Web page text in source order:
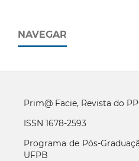
NAVEGAR
Prim@ Facie, Revista do
ISSN 1678-2593
Programa de Pós-
UFPB